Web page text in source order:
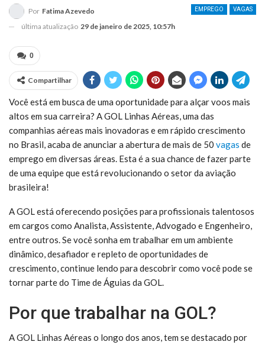
EMPREGO VAGAS
Por Fatima Azevedo
última atualização 29 de janeiro de 2025, 10:57h
0
Compartilhar
Você está em busca de uma oportunidade para alçar voos mais
altos em sua carreira? A GOL Linhas Aéreas, uma das
companhias aéreas mais inovadoras e em rápido crescimento
no Brasil, acaba de anunciar a abertura de mais de 50 vagas de
emprego em diversas áreas. Esta é a sua chance de fazer parte
de uma equipe que está revolucionando o setor da aviação
brasileira!
A GOL está oferecendo posições para profissionais talentosos
em cargos como Analista, Assistente, Advogado e Engenheiro,
entre outros. Se você sonha em trabalhar em um ambiente
dinâmico, desafiador e repleto de oportunidades de
crescimento, continue lendo para descobrir como você pode se
tornar parte do Time de Águias da GOL.
Por que trabalhar na GOL?
A GOL Linhas Aéreas o longo dos anos, tem se destacado por